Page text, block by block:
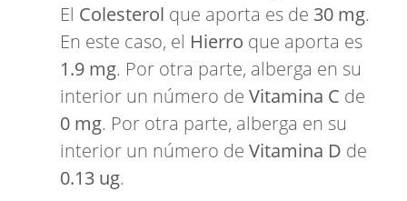
El Colesterol que aporta es de 30 mg.
En este caso, el Hierro que aporta es
1.9 mg. Por otra parte, alberga en su
interior un número de Vitamina C de
0 mg. Por otra parte, alberga en su
interior un número de Vitamina D de
0.13 ug.